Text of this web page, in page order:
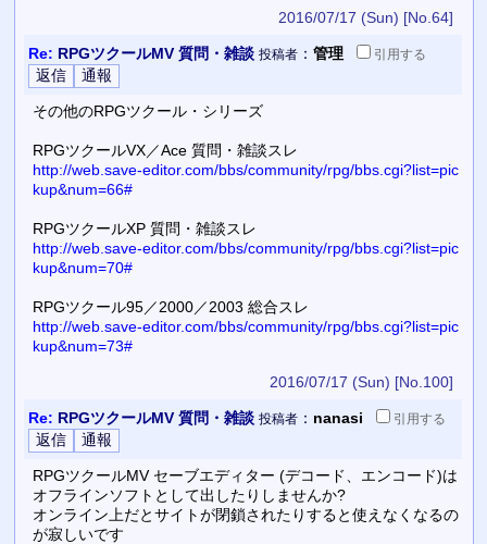
2016/07/17 (Sun) [No.64]
Re: RPGツクールMV 質問・雑談 投稿者： 管理 引用する
その他のRPGツクール・シリーズ
RPGツクールVX／Ace 質問・雑談スレ
http://web.save-editor.com/bbs/community/rpg/bbs.cgi?list=pic
kup&num=66#
RPGツクールXP 質問・雑談スレ
http://web.save-editor.com/bbs/community/rpg/bbs.cgi?list=pic
kup&num=70#
RPGツクール95／2000／2003 総合スレ
http://web.save-editor.com/bbs/community/rpg/bbs.cgi?list=pic
kup&num=73#
2016/07/17 (Sun) [No.100]
Re: RPGツクールMV 質問・雑談 投稿者： nanasi 引用する
RPGツクールMV セーブエディター (デコード、エンコード)は
オフラインソフトとして出したりしませんか?
オンライン上だとサイトが閉鎖されたりすると使えなくなるの
が寂しいです